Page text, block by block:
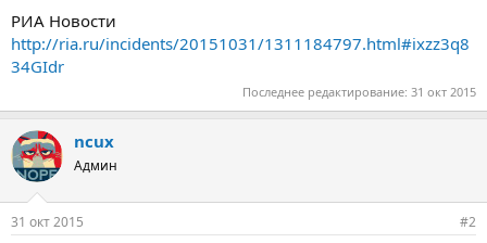
РИА Новости
http://ria.ru/incidents/20151031/1311184797.html#ixzz3q8
34GIdr
Последнее редактирование: 31 окт 2015
ncux
Админ
31 окт 2015 #2